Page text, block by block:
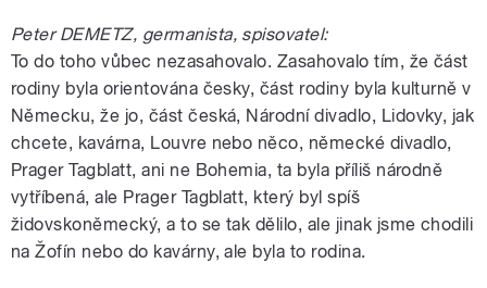
Peter DEMETZ, germanista, spisovatel:
To do toho vůbec nezasahovalo. Zasahovalo tím, že část
rodiny byla orientována česky, část rodiny byla kulturně v
Německu, že jo, část česká, Národní divadlo, Lidovky, jak
chcete, kavárna, Louvre nebo něco, německé divadlo,
Prager Tagblatt, ani ne Bohemia, ta byla příliš národně
vytříbená, ale Prager Tagblatt, který byl spíš
židovskoněmecký, a to se tak dělilo, ale jinak jsme chodili
na Žofín nebo do kavárny, ale byla to rodina.